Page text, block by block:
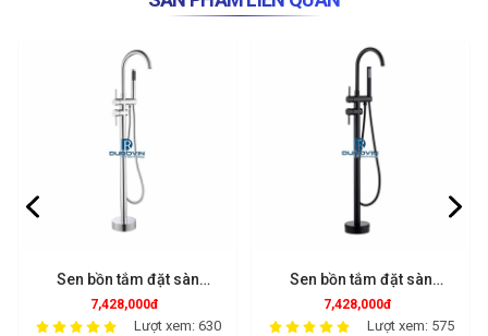
Sen bồn tắm đặt sàn
SDS7201
7,428,000đ
Lượt xem: 630
Sen bồn tắm đặt sàn
SDS7301
7,428,000đ
Lượt xem: 575